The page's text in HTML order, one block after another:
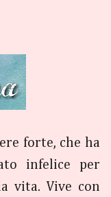
forte, che ha
infelice per
vita. Vive con